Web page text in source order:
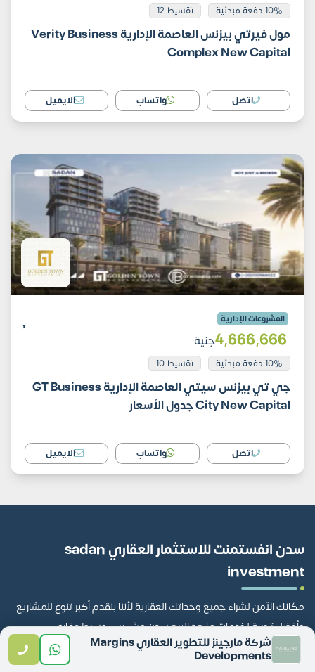
10% دفعة مبدئية تقسيط 12
مول فيرتي بيزنس العاصمة الإدارية Verity Business
Complex New Capital
اتصل واتساب الايميل
المشروعات الإدارية
4٬666٬666جنية
10% دفعة مبدئية تقسيط 10
جي تي بيزنس سيتي العاصمة الإدارية GT Business
City New Capital جدول الأسعار
اتصل واتساب الايميل
سدن انفستمنت للاستثمار العقاري sadan
investment
مكانك الآمن لشراء جميع وحداتك العقارية لأننا بنقدم أكبر تنوع للمشاريع
وأفضل تجربة لخدمات مابعد البيع سدن مش بس وسيط عقاري
شركة مارجينز للتطوير العقاري Margins
Developments